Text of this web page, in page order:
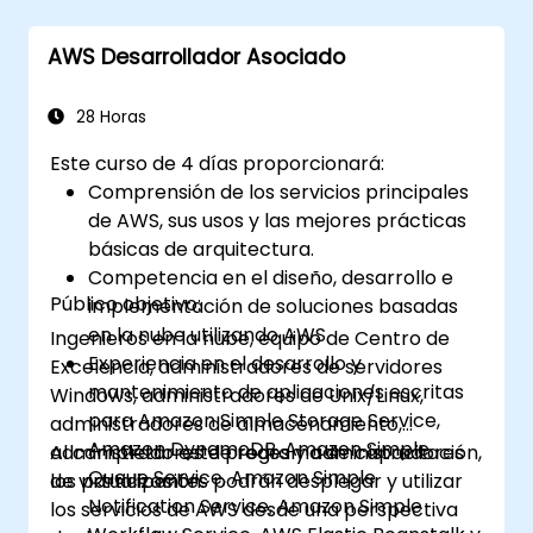
AWS Desarrollador Asociado
28 Horas
Este curso de 4 días proporcionará:
Comprensión de los servicios principales
de AWS, sus usos y las mejores prácticas
básicas de arquitectura.
Competencia en el diseño, desarrollo e
implementación de soluciones basadas
en la nube utilizando AWS.
Experiencia en el desarrollo y
mantenimiento de aplicaciones escritas
para Amazon Simple Storage Service,
Amazon DynamoDB, Amazon Simple
Queue Service, Amazon Simple
Notification Service, Amazon Simple
Público objetivo:
Ingenieros en la nube, equipo de Centro de
Excelencia, administradores de servidores
Windows, administradores de Unix/Linux,
administradores de almacenamiento,
administradores de redes y administradores
de virtualización.
Al completar este programa de capacitación,
los participantes podrán desplegar y utilizar
los servicios de AWS desde una perspectiva